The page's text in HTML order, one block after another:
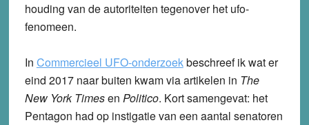
houding van de autoriteiten tegenover het ufo-
fenomeen.
In Commercieel UFO-onderzoekbeschreef ik wat er
eind 2017 naar buiten kwam via artikelen in The
New York Timesen Politico. Kort samengevat: het
Pentagon had op instigatie van een aantal senatoren